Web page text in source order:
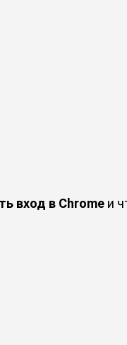
вход в Chrome и